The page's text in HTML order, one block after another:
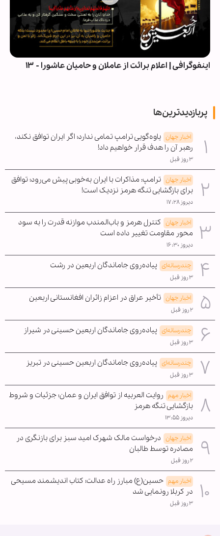
اربعین در میان علویان ترکیه؛ از آیین عاشورایی تا سیاست
پربازدیدترین‌ها
اخبار جهان یاوه‌گویی ترامپ تمامی ندارد؛ اگر ایران توافق نکند،
رهبر آن را هدف قرار خواهیم داد!
۳ روز قبل
اخبار جهان ترامپ: مذاکرات با ایران به‌خوبی پیش می‌رود؛ توافق
برای بازگشایی تنگه هرمز نزدیک است!
دیروز ۱۷:۲۸
اخبار جهان کنترل هرمز و باب‌المندب موازنه قدرت را به سود
محور مقاومت تغییر داده است
دیروز ۱۶:۳۰
چندرسانه‌ای پیاده‌روی جاماندگان اربعین در رشت
۳ روز قبل
اخبار جهان تأخیر عراق در اعزام زائران افغانستانی اربعین
۲ روز قبل
چندرسانه‌ای پیاده‌روی جاماندگان اربعین حسینی در شیراز
۳ روز قبل
چندرسانه‌ای پیاده‌روی جاماندگان اربعین حسینی در تبریز
۳ روز قبل
اخبار مهم روایت العربیه از توافق ایران و عمان؛ جزئیات و شروط
بازگشایی تنگه هرمز
دیروز ۱۳:۵۵
اخبار جهان درخواست مالک شهرک امید سبز برای بازنگری در
مصادره توسط طالبان
۲ روز قبل
اخبار مهم حسین(ع) مبارز راه عدالت؛ کتاب اندیشمند مسیحی
در کربلا رونمایی شد
۳ روز قبل